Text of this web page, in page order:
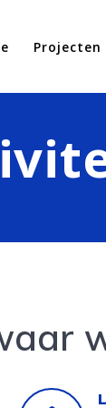
Projecten